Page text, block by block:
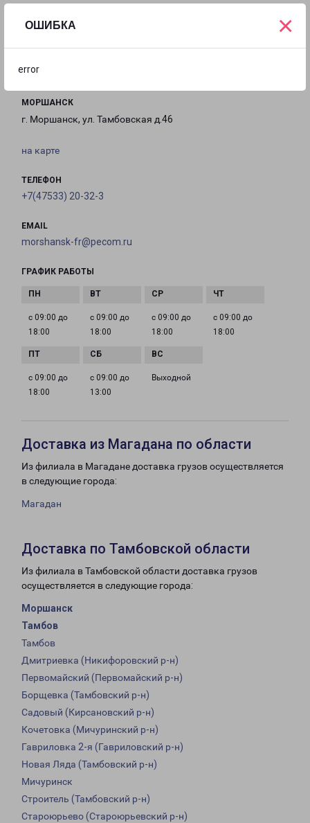
ОШИБКА
error
×
18:00
16:00
МОРШАНСК
г. Моршанск, ул. Тамбовская д.46
на карте
ТЕЛЕФОН
+7(47533) 20-32-3
EMAIL
morshansk-fr@pecom.ru
ГРАФИК РАБОТЫ
с 09:00 до
18:00
с 09:00 до
18:00
с 09:00 до
18:00
с 09:00 до
18:00
с 09:00 до
18:00
с 09:00 до
13:00
Выходной
Доставка из Магадана по области
Из филиала в Магадане доставка грузов осуществляется
в следующие города:
Магадан
Доставка по Тамбовской области
Из филиала в Тамбовской области доставка грузов
осуществляется в следующие города:
Моршанск
Тамбов
Тамбов
Дмитриевка (Никифоровский р-н)
Первомайский (Первомайский р-н)
Борщевка (Тамбовский р-н)
Садовый (Кирсановский р-н)
Кочетовка (Мичуринский р-н)
Гавриловка 2-я (Гавриловский р-н)
Новая Ляда (Тамбовский р-н)
Мичуринск
Строитель (Тамбовский р-н)
Староюрьево (Староюрьевский р-н)